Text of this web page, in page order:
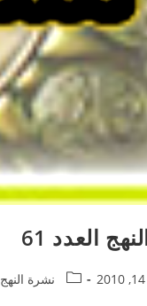
العدد 61
نشرة النهج